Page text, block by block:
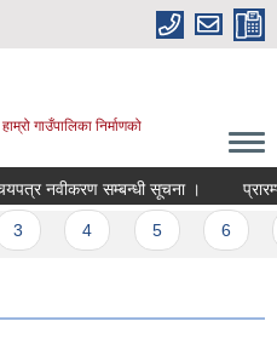
गाउँपालिका निर्माणको
नवीकरण सम्बन्धी सूचना ।